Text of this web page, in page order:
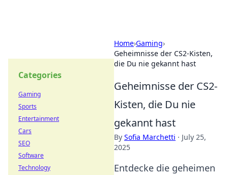
Home›Gaming›
Geheimnisse der CS2-Kisten,
die Du nie gekannt hast
Geheimnisse der CS2-
Kisten, die Du nie
gekannt hast
By Sofia Marchetti · July 25,
2025
Entdecke die geheimen
Categories
Gaming
Sports
Entertainment
Cars
SEO
Software
Technology